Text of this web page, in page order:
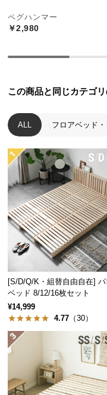
型
商
の
送
つ
い
小
型
商
品
の
配
送
つ
い
て
開
置
サ
天然のい草が香る
い草の自然な色彩や
ド。お部屋にさりげ
美しい木目調のデ
ペグハンマー
￥2,980
この商品と同じカテゴ
ALL フロアベッド
[S/D/Q/K・組替自由自在] パ
ベッド 8/12/16枚セット
¥14,999
4.77 （30）